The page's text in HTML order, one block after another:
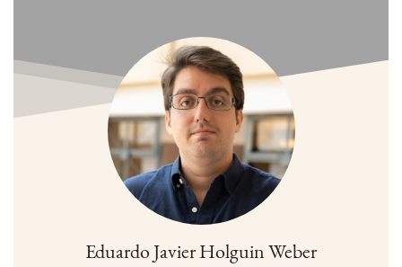
Eduardo Javier Holguin Weber